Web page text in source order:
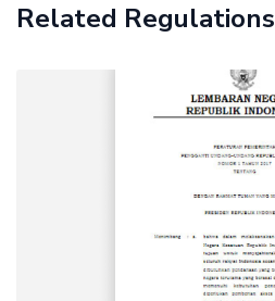
Related Regulations